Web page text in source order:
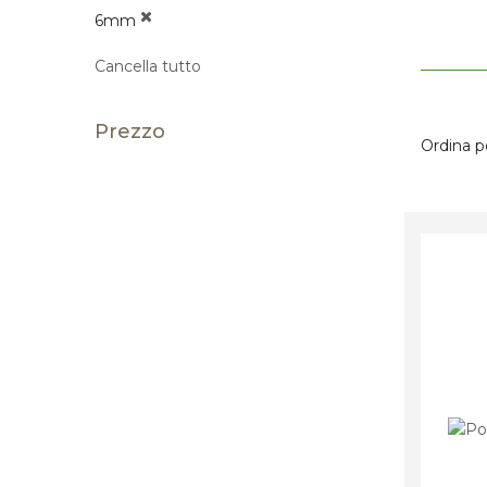
6mm
Cancella tutto
Prezzo
Ordina